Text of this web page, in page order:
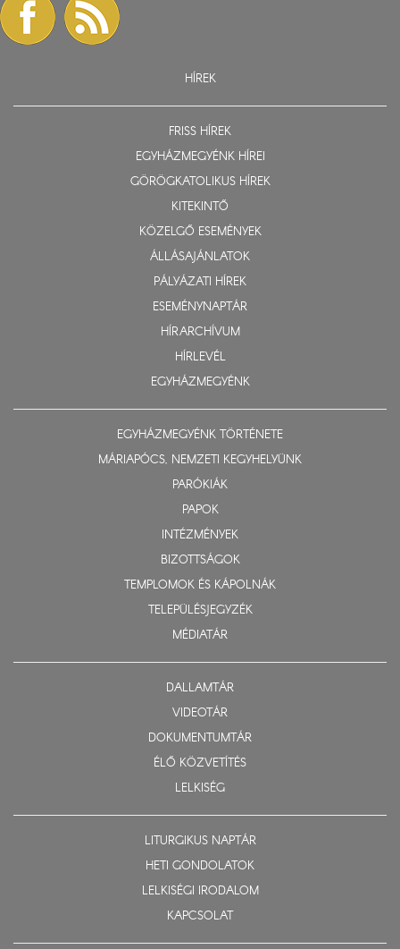
HÍREK
FRISS HÍREK
EGYHÁZMEGYÉNK HÍREI
GÖRÖGKATOLIKUS HÍREK
KITEKINTŐ
KÖZELGŐ ESEMÉNYEK
ÁLLÁSAJÁNLATOK
PÁLYÁZATI HÍREK
ESEMÉNYNAPTÁR
HÍRARCHÍVUM
HÍRLEVÉL
EGYHÁZMEGYÉNK
EGYHÁZMEGYÉNK TÖRTÉNETE
MÁRIAPÓCS, NEMZETI KEGYHELYÜNK
PARÓKIÁK
PAPOK
INTÉZMÉNYEK
BIZOTTSÁGOK
TEMPLOMOK ÉS KÁPOLNÁK
TELEPÜLÉSJEGYZÉK
MÉDIATÁR
DALLAMTÁR
VIDEOTÁR
DOKUMENTUMTÁR
ÉLŐ KÖZVETÍTÉS
LELKISÉG
LITURGIKUS NAPTÁR
HETI GONDOLATOK
LELKISÉGI IRODALOM
KAPCSOLAT